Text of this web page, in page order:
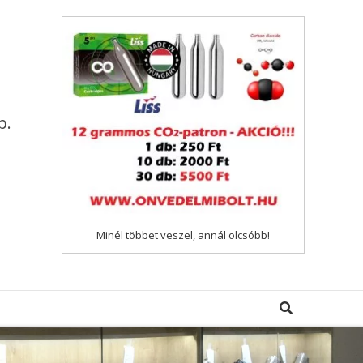
Minél többet veszel, annál olcsóbb!